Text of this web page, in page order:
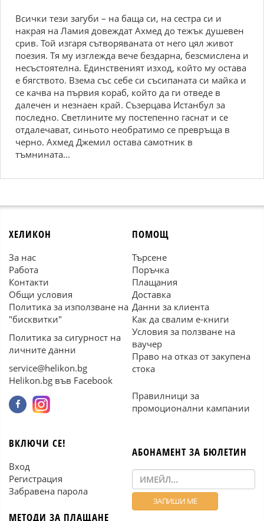
Всички тези загуби – на баща си, на сестра си и
накрая на Ламия довеждат Ахмед до тежък душевен
срив. Той изгаря сътворяваната от него цял живот
поезия. Тя му изглежда вече бездарна, безсмислена и
несъстоятелна. Единственият изход, който му остава
е бягството. Взема със себе си съсипаната си майка и
се качва на първия кораб, който да ги отведе в
далечен и незнаен край. Съзерцава Истанбул за
последно. Светлините му постепенно гаснат и се
отдалечават, синьото необратимо се превръща в
черно. Ахмед Джемил остава самотник в
тъмнината...
ХЕЛИКОН
За нас
Работа
Контакти
Общи условия
Политика за използване на
"бисквитки"
Политика за сигурност на
личните данни
service@helikon.bg
Helikon.bg във Facebook
ПОМОЩ
Търсене
Поръчка
Плащания
Доставка
Данни за клиента
Как да свалим е-книги
Условия за ползване на
ваучер
Право на отказ от закупена
стока
Правилници за
промоционални кампании
ВКЛЮЧИ СЕ!
Вход
Регистрация
Забравена парола
МЕТОДИ ЗА ПЛАЩАНЕ
АБОНАМЕНТ ЗА БЮЛЕТИН